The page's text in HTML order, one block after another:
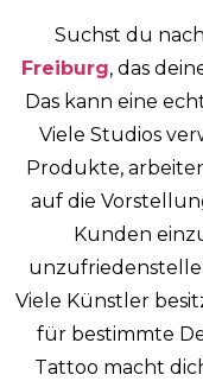
Suchst du
Freiburg, das
Das kann eine
Viele Studios
Produkte,
auf die
Kunden
Viele Künstler
für bestimmte
Tattoo macht